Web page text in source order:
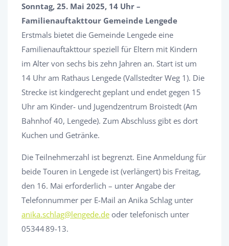
Sonntag, 25. Mai 2025, 14 Uhr –
Familienauftakttour Gemeinde Lengede
Erstmals bietet die Gemeinde Lengede eine
Familienauftakttour speziell für Eltern mit Kindern
im Alter von sechs bis zehn Jahren an. Start ist um
14 Uhr am Rathaus Lengede (Vallstedter Weg 1). Die
Strecke ist kindgerecht geplant und endet gegen 15
Uhr am Kinder- und Jugendzentrum Broistedt (Am
Bahnhof 40, Lengede). Zum Abschluss gibt es dort
Kuchen und Getränke.
Die Teilnehmerzahl ist begrenzt. Eine Anmeldung für
beide Touren in Lengede ist (verlängert) bis Freitag,
den 16. Mai erforderlich – unter Angabe der
Telefonnummer per E-Mail an Anika Schlag unter
anika.schlag@lengede.de oder telefonisch unter
05344 89-13.